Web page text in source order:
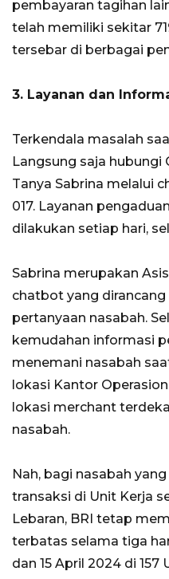
pembayaran tagihan
telah memiliki sekitar
tersebar di berbagai
3. Layanan dan
Terkendala masalah
Langsung saja hubungi
Tanya Sabrina melalui
017. Layanan
dilakukan setiap hari,
Sabrina merupakan
chatbot yang
pertanyaan nasabah.
kemudahan informasi
menemani nasabah
lokasi Kantor
lokasi merchant
nasabah.
Nah, bagi nasabah
transaksi di Unit Kerja
Lebaran, BRI tetap
terbatas selama tiga
dan 15 April 2024 di 157